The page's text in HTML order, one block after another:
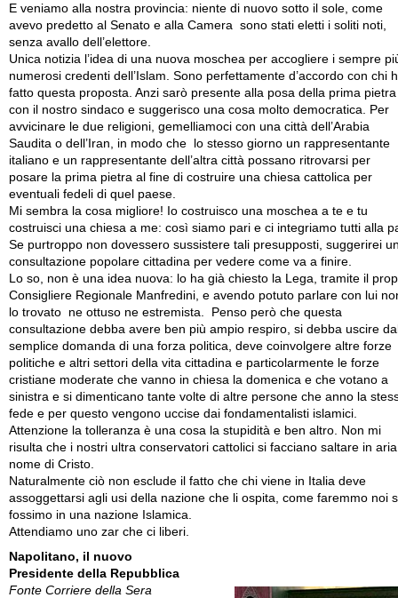
E veniamo alla nostra provincia: niente di nuovo sotto il sole, come
avevo predetto al Senato e alla Camera sono stati eletti i soliti noti,
senza avallo dell’elettore.
Unica notizia l’idea di una nuova moschea per accogliere i sempre
numerosi credenti dell’Islam. Sono perfettamente d’accordo con chi
fatto questa proposta. Anzi sarò presente alla posa della prima pietra
con il nostro sindaco e suggerisco una cosa molto democratica. Per
avvicinare le due religioni, gemelliamoci con una città dell’Arabia
Saudita o dell’Iran, in modo che lo stesso giorno un rappresentante
italiano e un rappresentante dell’altra città possano ritrovarsi per
posare la prima pietra al fine di costruire una chiesa cattolica per
eventuali fedeli di quel paese.
Mi sembra la cosa migliore! Io costruisco una moschea a te e tu
costruisci una chiesa a me: così siamo pari e ci integriamo tutti alla
Se purtroppo non dovessero sussistere tali presupposti, suggerirei
consultazione popolare cittadina per vedere come va a finire.
Lo so, non è una idea nuova: lo ha già chiesto la Lega, tramite il
Consigliere Regionale Manfredini, e avendo potuto parlare con lui
lo trovato ne ottuso ne estremista. Penso però che questa
consultazione debba avere ben più ampio respiro, si debba uscire
semplice domanda di una forza politica, deve coinvolgere altre forze
politiche e altri settori della vita cittadina e particolarmente le forze
cristiane moderate che vanno in chiesa la domenica e che votano a
sinistra e si dimenticano tante volte di altre persone che anno la
fede e per questo vengono uccise dai fondamentalisti islamici.
Attenzione la tolleranza è una cosa la stupidità e ben altro. Non mi
risulta che i nostri ultra conservatori cattolici si facciano saltare in
nome di Cristo.
Naturalmente ciò non esclude il fatto che chi viene in Italia deve
assoggettarsi agli usi della nazione che li ospita, come faremmo noi
fossimo in una nazione Islamica.
Attendiamo uno zar che ci liberi.
Napolitano, il nuovo
Presidente della Repubblica
Fonte Corriere della Sera